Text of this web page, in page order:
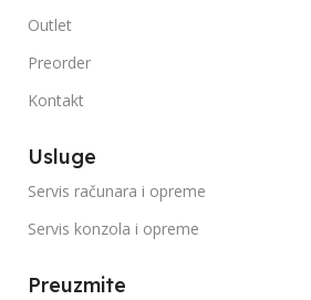
Outlet
Preorder
Kontakt
Usluge
Servis računara i opreme
Servis konzola i opreme
Preuzmite